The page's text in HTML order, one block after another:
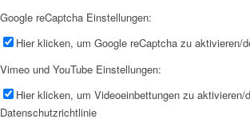
Google reCaptcha Einstellungen:
Hier klicken, um Google reCaptcha zu aktivieren/
Vimeo und YouTube Einstellungen:
Hier klicken, um Videoeinbettungen zu aktivieren/
Datenschutzrichtlinie